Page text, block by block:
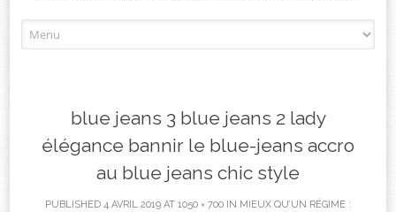
to
blue jeans 3 blue jeans 2 lady
élégance bannir le blue-jeans accro
au blue jeans chic style
PUBLISHED 4 AVRIL 2019 AT 1050 × 700 IN MIEUX QU’UN RÉGIME :